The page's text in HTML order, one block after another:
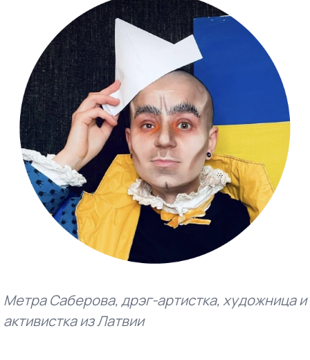
Метра Саберова, дрэг-артистка, художница и
активистка из Латвии